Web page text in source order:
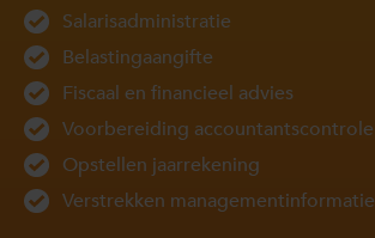
Salarisadministratie
Belastingaangifte
Fiscaal en financieel advies
Voorbereiding accountantscontrole
Opstellen jaarrekening
Verstrekken managementinformatie